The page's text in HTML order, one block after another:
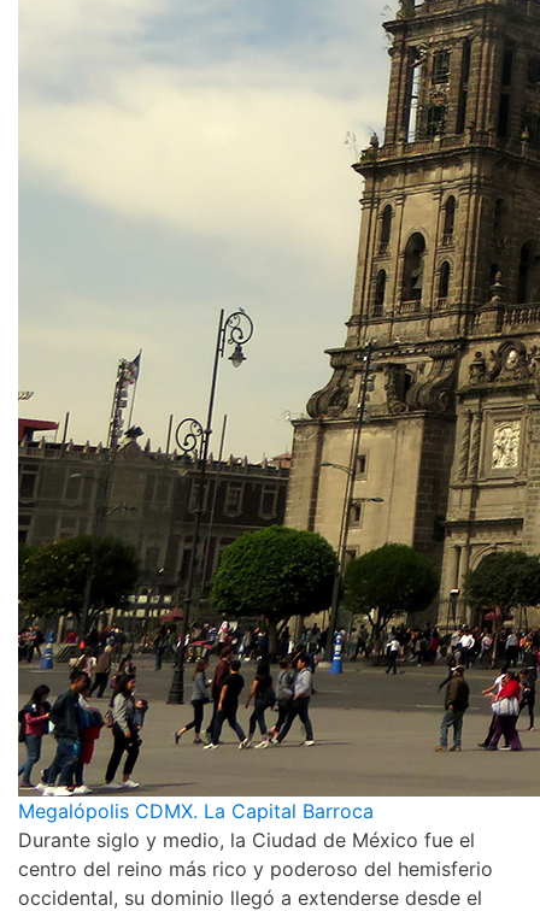
Megalópolis CDMX. La Capital Barroca
Durante siglo y medio, la Ciudad de México fue el
centro del reino más rico y poderoso del hemisferio
occidental, su dominio llegó a extenderse desde el